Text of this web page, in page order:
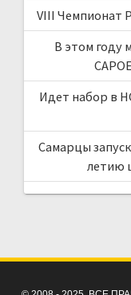
VIII Чемпионат
В этом году
Идет набор в
Самарцы
летию